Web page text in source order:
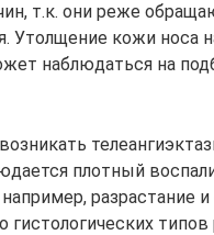
т.к. они реже
Утолщение кожи
наблюдаться на
плотный
разрастание
гистологических